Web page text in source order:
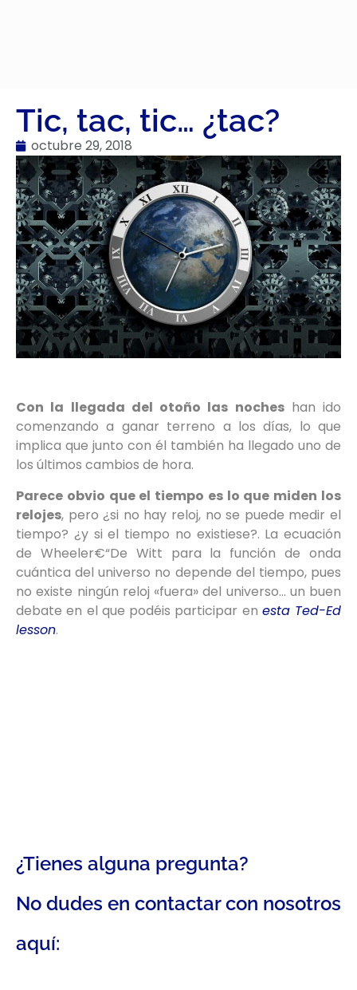
Tic, tac, tic… ¿tac?
octubre 29, 2018
Con la llegada del otoño las nocheshan ido
comenzando a ganar terreno a los días, lo que
implica que junto con él también ha llegado uno de
los últimos cambios de hora.
Parece obvio que el tiempo es lo que miden los
relojes, pero ¿si no hay reloj, no se puede medir el
tiempo? ¿y si el tiempo no existiese?. La ecuación
de Wheeler€“De Witt para la función de onda
cuántica del universo no depende del tiempo, pues
no existe ningún reloj «fuera» del universo… un buen
debate en el que podéis participar en esta Ted-Ed
lesson.
¿Tienes alguna pregunta?
No dudes en contactar con nosotros
aquí: